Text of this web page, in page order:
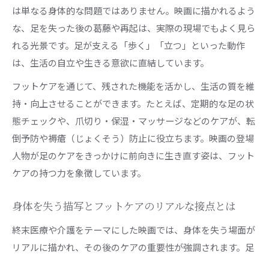
は単なる身体的な問題ではありません。映画に描かれるよう
な、足を失った後の葛藤や再起は、実際の現場でもよく見ら
れる光景です。足が支える「歩く」「立つ」といった動作
は、生活の自立や生きる意欲に直結しています。
フットケアを通じて、残された機能を活かし、生活の質を維
持・向上させることができます。たとえば、定期的な足の状
態チェックや、爪切り・保湿・マッサージなどのケアが、転
倒予防や褥瘡（じょくそう）防止に役立ちます。映画の登場
人物が足のケアをきっかけに前向きに生き直す姿は、フット
ケアの持つ力を象徴しています。
身体を失う描写とフットケアのリアルな接点とは
終末医療や介護をテーマにした映画では、身体を失う場面が
リアルに描かれ、その後のケアの重要性が強調されます。足